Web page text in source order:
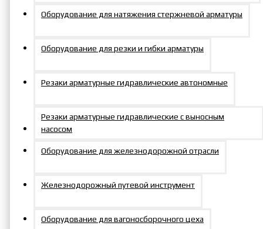
Оборудование для натяжения стержневой арматуры
Оборудование для резки и гибки арматуры
Резаки арматурные гидравлические автономные
Резаки арматурные гидравлические с выносным
насосом
Оборудование для железнодорожной отрасли
Железнодорожный путевой инструмент
Оборудование для вагоносборочного цеха
Гарантия до 18 мес.